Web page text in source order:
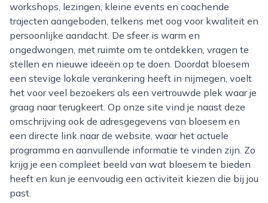
workshops, lezingen, kleine events en coachende
trajecten aangeboden, telkens met oog voor kwaliteit en
persoonlijke aandacht. De sfeer is warm en
ongedwongen, met ruimte om te ontdekken, vragen te
stellen en nieuwe ideeën op te doen. Doordat bloesem
een stevige lokale verankering heeft in nijmegen, voelt
het voor veel bezoekers als een vertrouwde plek waar je
graag naar terugkeert. Op onze site vind je naast deze
omschrijving ook de adresgegevens van bloesem en
een directe link naar de website, waar het actuele
programma en aanvullende informatie te vinden zijn. Zo
krijg je een compleet beeld van wat bloesem te bieden
heeft en kun je eenvoudig een activiteit kiezen die bij jou
past.